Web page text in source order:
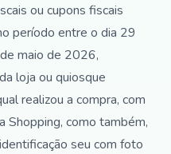
ou cupons fiscais
período entre o dia 29
maio de 2026,
loja ou quiosque
realizou a compra, com
Shopping, como também,
seu com foto